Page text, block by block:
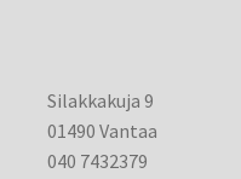
Silakkakuja 9
01490 Vantaa
040 7432379